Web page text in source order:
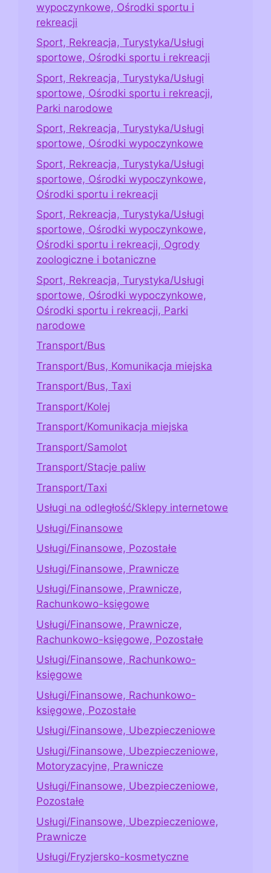
wypoczynkowe, Ośrodki sportu i
rekreacji
Sport, Rekreacja, Turystyka/Usługi
sportowe, Ośrodki sportu i rekreacji
Sport, Rekreacja, Turystyka/Usługi
sportowe, Ośrodki sportu i rekreacji,
Parki narodowe
Sport, Rekreacja, Turystyka/Usługi
sportowe, Ośrodki wypoczynkowe
Sport, Rekreacja, Turystyka/Usługi
sportowe, Ośrodki wypoczynkowe,
Ośrodki sportu i rekreacji
Sport, Rekreacja, Turystyka/Usługi
sportowe, Ośrodki wypoczynkowe,
Ośrodki sportu i rekreacji, Ogrody
zoologiczne i botaniczne
Sport, Rekreacja, Turystyka/Usługi
sportowe, Ośrodki wypoczynkowe,
Ośrodki sportu i rekreacji, Parki
narodowe
Transport/Bus
Transport/Bus, Komunikacja miejska
Transport/Bus, Taxi
Transport/Kolej
Transport/Komunikacja miejska
Transport/Samolot
Transport/Stacje paliw
Transport/Taxi
Usługi na odległość/Sklepy internetowe
Usługi/Finansowe
Usługi/Finansowe, Pozostałe
Usługi/Finansowe, Prawnicze
Usługi/Finansowe, Prawnicze,
Rachunkowo-księgowe
Usługi/Finansowe, Prawnicze,
Rachunkowo-księgowe, Pozostałe
Usługi/Finansowe, Rachunkowo-
księgowe
Usługi/Finansowe, Rachunkowo-
księgowe, Pozostałe
Usługi/Finansowe, Ubezpieczeniowe
Usługi/Finansowe, Ubezpieczeniowe,
Motoryzacyjne, Prawnicze
Usługi/Finansowe, Ubezpieczeniowe,
Pozostałe
Usługi/Finansowe, Ubezpieczeniowe,
Prawnicze
Usługi/Fryzjersko-kosmetyczne